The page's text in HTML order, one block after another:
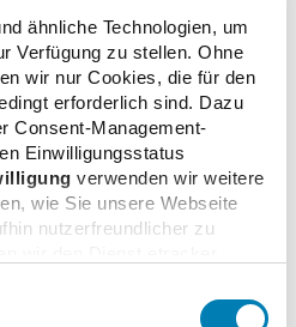
ähnliche Technologien, um
Verfügung zu stellen. Ohne
wir nur Cookies, die für den
erforderlich sind. Dazu
Consent-Management-
Einwilligungsstatus
verwenden wir weitere
wie Sie unsere Webseite
nutzerfreundlicher zu
verarbeitet. Mit einem
für Botendienste kann
Apotheker setzen Kampf
Agenda